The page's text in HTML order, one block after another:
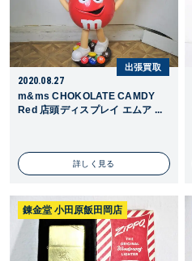
出張買取
2020.08.27
m&ms CHOKOLATE CAMDY
Red 店頭ディスプレイ エムア ...
詳しく見る
錬金堂 小田原飯田岡店